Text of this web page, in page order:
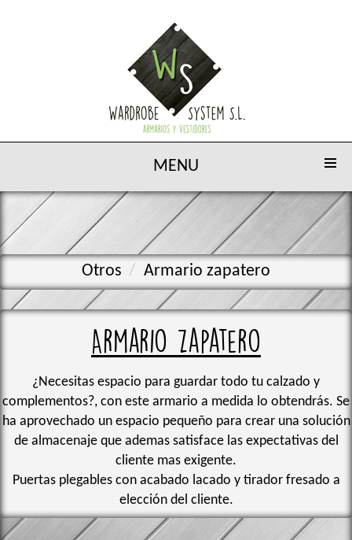
MENU
Otros Armario zapatero
Armario zapatero
¿Necesitas espacio para guardar todo tu calzado y
complementos?, con este armario a medida lo obtendrás. Se
ha aprovechado un espacio pequeño para crear una solución
de almacenaje que ademas satisface las expectativas del
cliente mas exigente.
Puertas plegables con acabado lacado y tirador fresado a
elección del cliente.